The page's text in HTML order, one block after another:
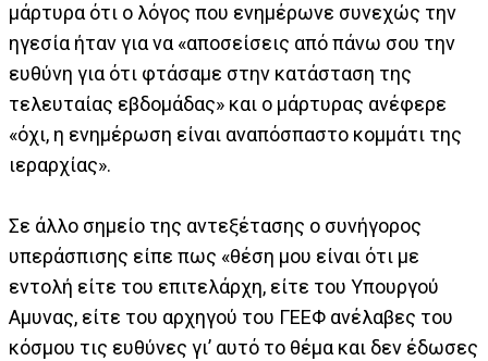
μάρτυρα ότι ο λόγος που ενημέρωνε συνεχώς την
ηγεσία ήταν για να «αποσείσεις από πάνω σου την
ευθύνη για ότι φτάσαμε στην κατάσταση της
τελευταίας εβδομάδας» και ο μάρτυρας ανέφερε
«όχι, η ενημέρωση είναι αναπόσπαστο κομμάτι της
ιεραρχίας».
Σε άλλο σημείο της αντεξέτασης ο συνήγορος
υπεράσπισης είπε πως «θέση μου είναι ότι με
εντολή είτε του επιτελάρχη, είτε του Υπουργού
Αμυνας, είτε του αρχηγού του ΓΕΕΦ ανέλαβες του
κόσμου τις ευθύνες γι’ αυτό το θέμα και δεν έδωσες